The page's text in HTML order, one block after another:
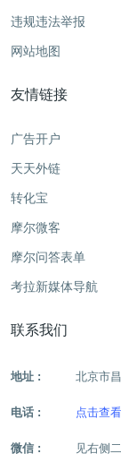
违规违法举报
网站地图
友情链接
广告开户
天天外链
转化宝
摩尔微客
摩尔问答表单
考拉新媒体导航
联系我们
地址 : 北京市
电话 : 点击查看
微信 : 见右侧